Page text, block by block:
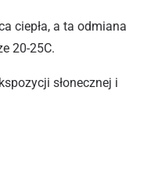
ciepła, a ta odmiana
20-25C.
słonecznej i
0,5G